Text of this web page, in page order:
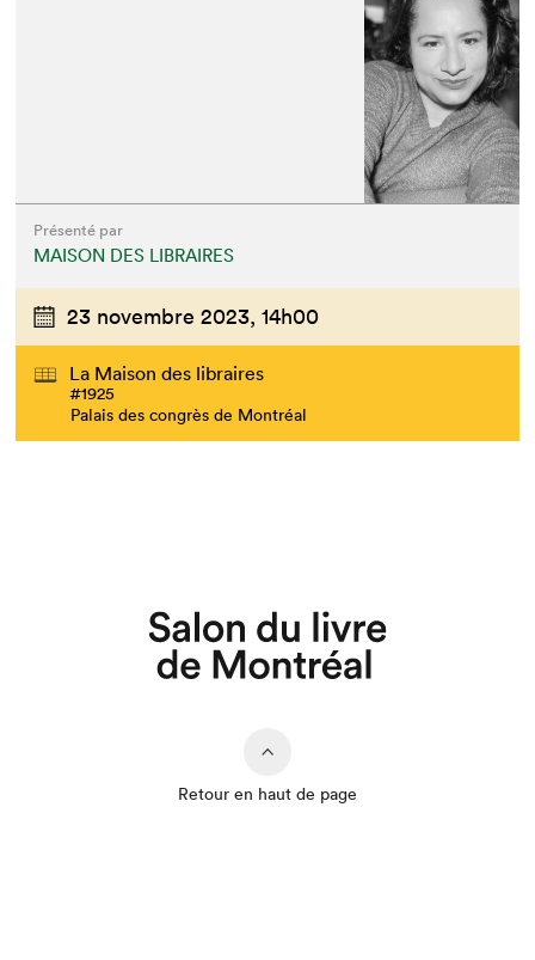
Présenté par
MAISON DES LIBRAIRES
23 novembre 2023, 14h00
La Maison des libraires
#1925
Palais des congrès de Montréal
Retour en haut de page